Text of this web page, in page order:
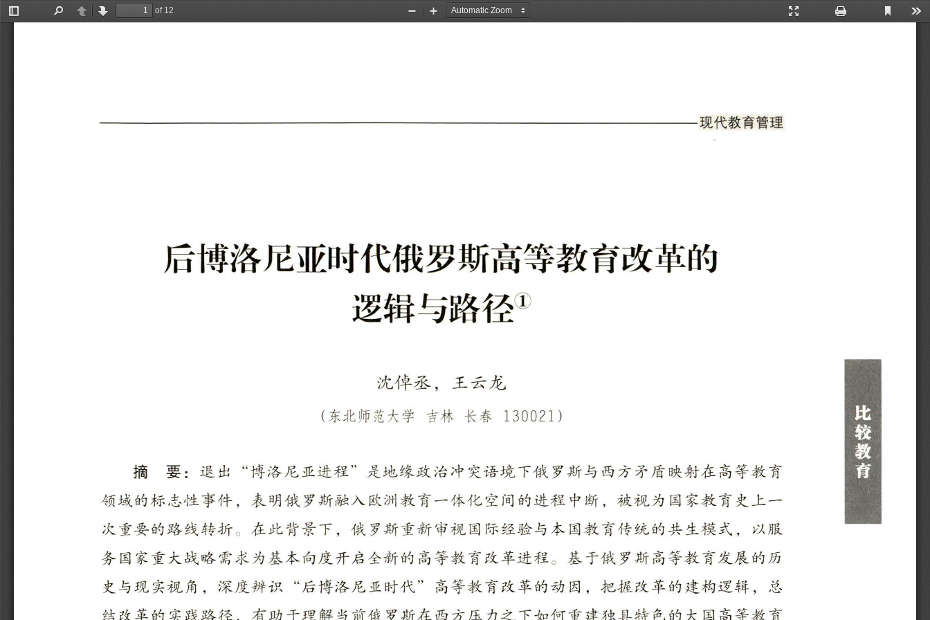
Toggle
PreviousNext
of 12
PresentationPrint
Current
Zoom
Zoom
育
教
较
比
现代教育管理
后博洛尼亚时代俄罗斯高等教育改革的
逻辑与路径！
沈倬丞，王云龙
（东北师范大学吉林长春130021）
摘要：退出“博洛尼亚进程”是地缘政治冲突语境下俄罗斯与西方矛盾映射在高等教育
领域的标志性事件，表明俄罗斯融入欧洲教育一体化空间的进程中断，被视为国家教育史上一
次重要的路线转折。在此背景下，俄罗斯重新审视国际经验与本国教育传统的共生模式，以服
务国家重大战略需求为基本向度开启全新的高等教育改革进程。基于俄罗斯高等教育发展的历
史与现实视角，深度辨识“后博洛尼亚时代”高等教育改革的动因，把握改革的建构逻辑，总
结改革的实践路径，有助于理解当前俄罗斯在西方压力之下如何重建独具特色的大国高等教育